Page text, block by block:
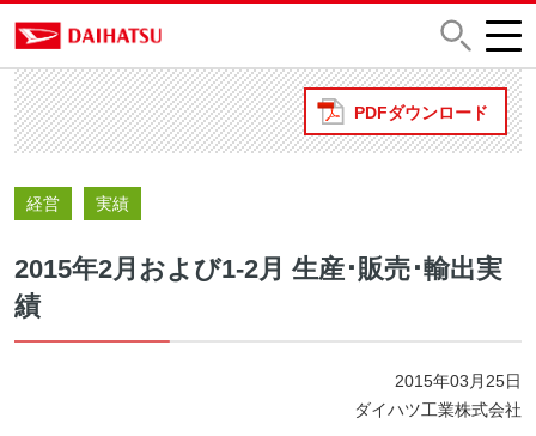
PDFダウンロード
経営 実績
2015年2月および1-2月 生産･販売･輸出実
績
2015年03月25日
ダイハツ工業株式会社